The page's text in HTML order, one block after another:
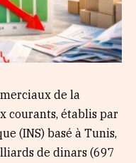
de la
courants, établis par
(INS) basé à Tunis,
de dinars (697